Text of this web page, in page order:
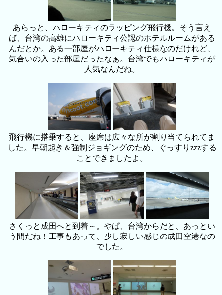
あらっと、ハローキティのラッピング飛行機。そう言え
ば、台湾の高雄にハローキティ公認のホテルルームがある
んだとか。ある一部屋がハローキティ仕様なのだけれど、
気合いの入った部屋だったなぁ。台湾でもハローキティが
人気なんだね。
飛行機に搭乗すると、座席は広々な所が割り当てられてま
した。早朝起き＆強制ジョギングのため、ぐっすりzzzする
ことできましたよ。
さくっと成田へと到着～。やぱ、台湾からだと、あっとい
う間だね！工事もあって、少し寂しい感じの成田空港なの
でした。